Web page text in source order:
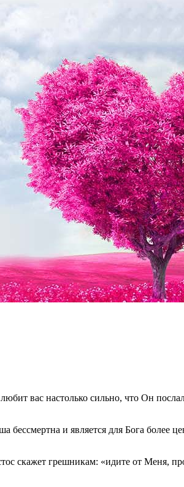
вас настолько сильно, что Он
и является для Бога более
скажет грешникам: «идите от Меня,